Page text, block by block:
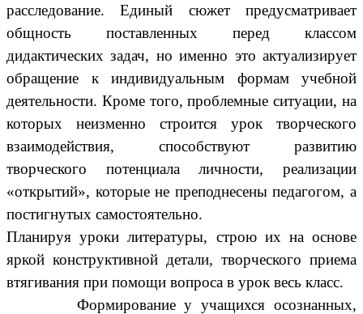
расследование. Единый сюжет предусматривает
общность поставленных перед классом
дидактических задач, но именно это актуализирует
обращение к индивидуальным формам учебной
деятельности. Кроме того, проблемные ситуации, на
которых неизменно строится урок творческого
взаимодействия, способствуют развитию
творческого потенциала личности, реализации
«открытий», которые не преподнесены педагогом, а
постигнутых самостоятельно.
Планируя уроки литературы, строю их на основе
яркой конструктивной детали, творческого приема
втягивания при помощи вопроса в урок весь класс.
Формирование у учащихся осознанных,